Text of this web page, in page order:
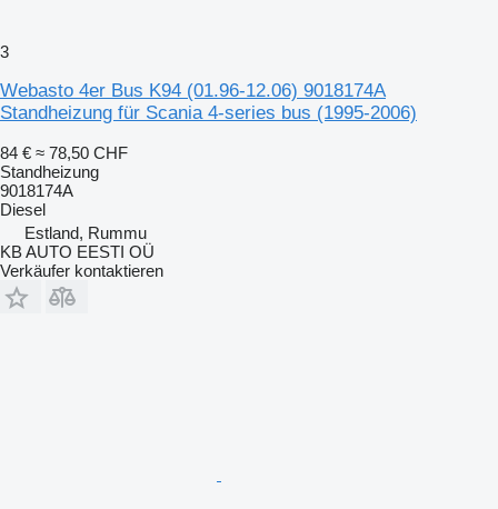
3
Webasto 4er Bus K94 (01.96-12.06) 9018174A
Standheizung für Scania 4-series bus (1995-2006)
84 € ≈ 78,50 CHF
Standheizung
9018174A
Diesel
Estland, Rummu
KB AUTO EESTI OÜ
Verkäufer kontaktieren